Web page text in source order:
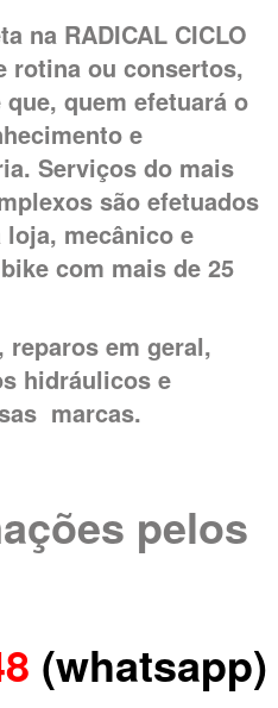
na RADICAL CICLO
rotina ou consertos,
quem efetuará o
e
Serviços do mais
são efetuados
mecânico e
com mais de 25
reparos em geral,
hidráulicos e
marcas.
pelos
(whatsapp)